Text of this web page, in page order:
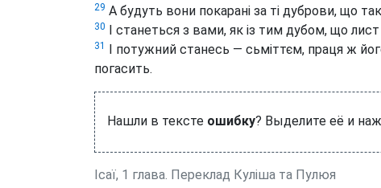
29 А будуть вони покарані за ті дуброви, що
30 І станеться з вами, як із тим дубом, що
31 І потужний станесь — сьміттєм, праця ж
погасить.
Нашли в тексте ошибку? Выделите её и
Ісаї, 1 глава. Переклад Куліша та Пулюя